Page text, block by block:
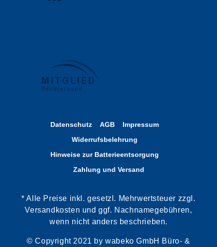
Datenschutz AGB
Impressum
Widerrufsbelehrung
Hinweise zur Batterieentsorgung
Zahlung und Versand
* Alle Preise inkl. gesetzl. Mehrwertsteuer zzgl.
Versandkosten und ggf. Nachnamegebühren,
wenn nicht anders beschrieben.
© Copyright 2021 by wabeko GmbH Büro- &